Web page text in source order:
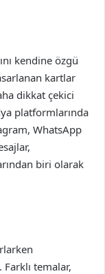
kendine özgü
kartlar
dikkat çekici
platformlarında
WhatsApp
biri olarak
Farklı temalar,